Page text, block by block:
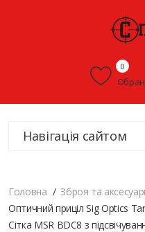
0
Навігація сайтом
Головна Зброя та
Оптичний приціл Sig Optics
Сітка MSR BDC8 з